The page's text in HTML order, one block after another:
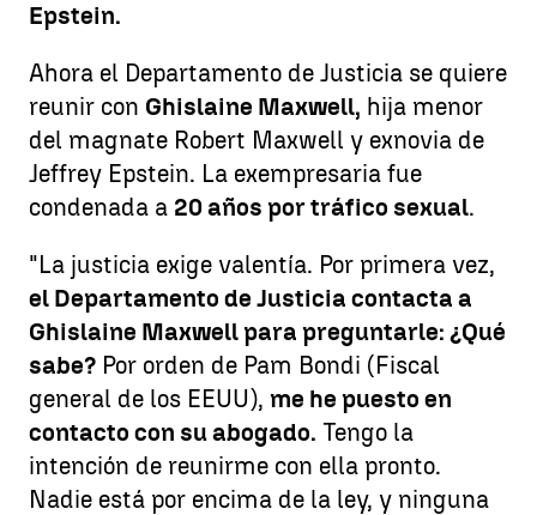
Epstein.
Ahora el Departamento de Justicia se quiere
reunir con Ghislaine Maxwell, hija menor
del magnate Robert Maxwell y exnovia de
Jeffrey Epstein. La exempresaria fue
condenada a 20 años por tráfico sexual.
"La justicia exige valentía. Por primera vez,
el Departamento de Justicia contacta a
Ghislaine Maxwell para preguntarle: ¿Qué
sabe? Por orden de Pam Bondi (Fiscal
general de los EEUU), me he puesto en
contacto con su abogado. Tengo la
intención de reunirme con ella pronto.
Nadie está por encima de la ley, y ninguna